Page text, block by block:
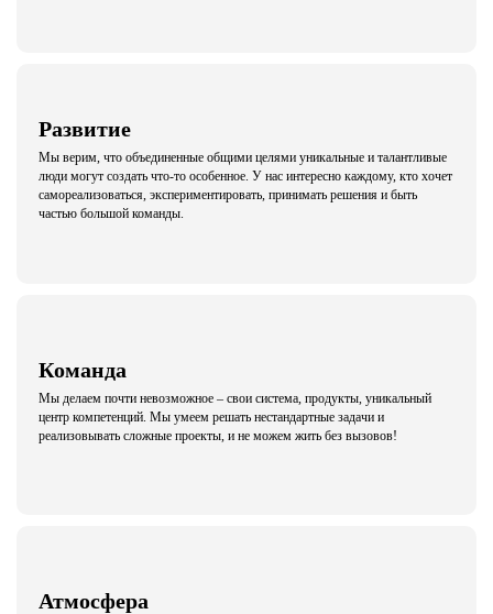
Развитие
Мы верим, что объединенные общими целями уникальные и талантливые
люди могут создать что-то особенное. У нас интересно каждому, кто хочет
самореализоваться, экспериментировать, принимать решения и быть
частью большой команды.
Команда
Мы делаем почти невозможное – свои система, продукты, уникальный
центр компетенций. Мы умеем решать нестандартные задачи и
реализовывать сложные проекты, и не можем жить без вызовов!
Атмосфера